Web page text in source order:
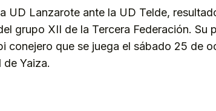
UD Lanzarote ante la UD Telde,
grupo XII de la Tercera Federación. Su
conejero que se juega el sábado 25 de
Yaiza.